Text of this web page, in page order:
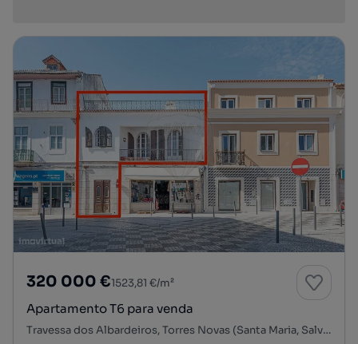
320 000 €1523,81 €/m²
Apartamento T6 para venda
Travessa dos Albardeiros, Torres Novas (Santa Maria, Salvador e Santiago), Torres Novas, Santarém